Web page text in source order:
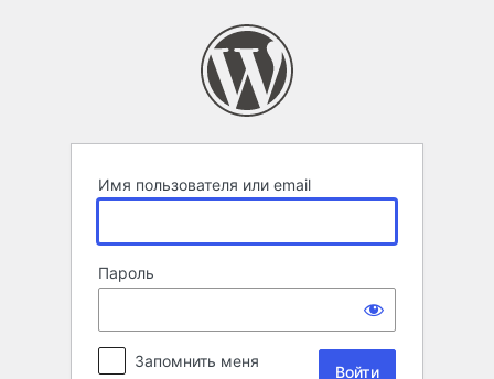
Имя пользователя или email
Пароль
Запомнить меня